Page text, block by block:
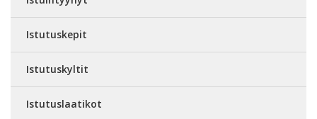
Istutuskepit
Istutuskyltit
Istutuslaatikot